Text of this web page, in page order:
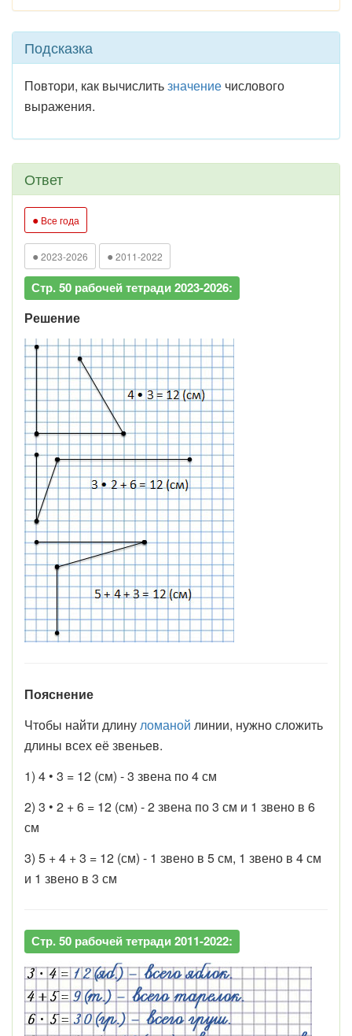
Подсказка
Повтори, как вычислитьзначение числового
выражения.
Ответ
● Все года
● 2023-2026 ● 2011-2022
Стр. 50 рабочей тетради 2023-2026:
Решение
Пояснение
Чтобы найти длинуломаной линии, нужно сложить
длины всех её звеньев.
1) 4 • 3 = 12 (см) - 3 звена по 4 см
2) 3 • 2 + 6 = 12 (см) - 2 звена по 3 см и 1 звено в 6
см
3) 5 + 4 + 3 = 12 (см) - 1 звено в 5 см, 1 звено в 4 см
и 1 звено в 3 см
Стр. 50 рабочей тетради 2011-2022: